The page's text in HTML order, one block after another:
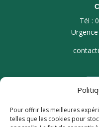
Pour offrir les meilleures
telles que les cookies pour
Tél :